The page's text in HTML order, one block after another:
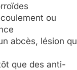
ou
abcès, lésion
que des anti-